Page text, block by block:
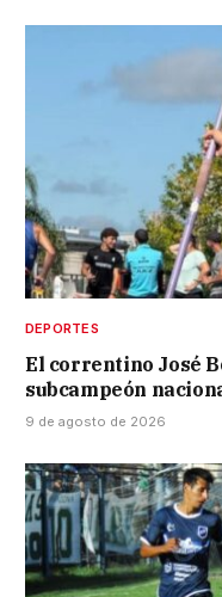
DEPORTES
El correntino José
subcampeón
9 de agosto de 2026